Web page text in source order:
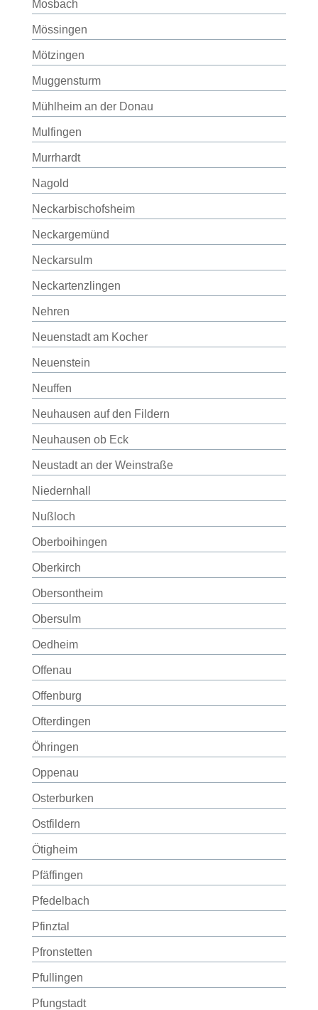
Mosbach
Mössingen
Mötzingen
Muggensturm
Mühlheim an der Donau
Mulfingen
Murrhardt
Nagold
Neckarbischofsheim
Neckargemünd
Neckarsulm
Neckartenzlingen
Nehren
Neuenstadt am Kocher
Neuenstein
Neuffen
Neuhausen auf den Fildern
Neuhausen ob Eck
Neustadt an der Weinstraße
Niedernhall
Nußloch
Oberboihingen
Oberkirch
Obersontheim
Obersulm
Oedheim
Offenau
Offenburg
Ofterdingen
Öhringen
Oppenau
Osterburken
Ostfildern
Ötigheim
Pfäffingen
Pfedelbach
Pfinztal
Pfronstetten
Pfullingen
Pfungstadt